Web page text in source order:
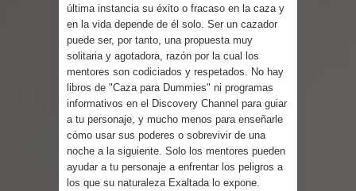
Parte 03: Reflexiones
última instancia su éxito o fracaso en la caza y
en la vida depende de él solo. Ser un cazador
puede ser, por tanto, una propuesta muy
solitaria y agotadora, razón por la cual los
mentores son codiciados y respetados. No hay
libros de "Caza para Dummies" ni programas
informativos en el Discovery Channel para guiar
a tu personaje, y mucho menos para enseñarle
cómo usar sus poderes o sobrevivir de una
noche a la siguiente. Solo los mentores pueden
ayudar a tu personaje a enfrentar los peligros a
los que su naturaleza Exaltada lo expone.